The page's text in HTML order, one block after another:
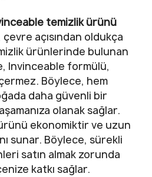
temizlik ürünü
çevre açısından oldukça
ürünlerinde bulunan
Invinceable formülü,
Böylece, hem
daha güvenli bir
olanak sağlar.
ekonomiktir ve uzun
sunar. Böylece, sürekli
satın almak zorunda
katkı sağlar.